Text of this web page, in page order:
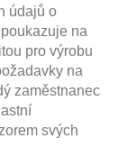
údajů o
na
pro výrobu
na
zaměstnanec
svých